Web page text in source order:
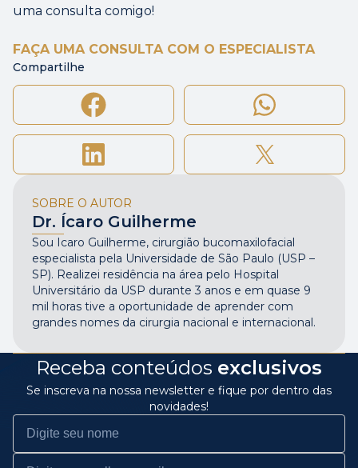
uma consulta comigo!
FAÇA UMA CONSULTA COM O ESPECIALISTA
Compartilhe
SOBRE O AUTOR
Dr. Ícaro Guilherme
Sou Icaro Guilherme, cirurgião bucomaxilofacial
especialista pela Universidade de São Paulo (USP –
SP). Realizei residência na área pelo Hospital
Universitário da USP durante 3 anos e em quase 9
mil horas tive a oportunidade de aprender com
grandes nomes da cirurgia nacional e internacional.
Receba conteúdos exclusivos
Se inscreva na nossa newsletter e fique por dentro das
novidades!